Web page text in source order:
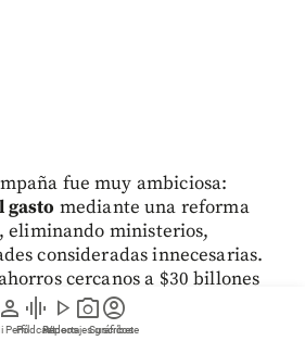
person
Perfil
graphic_eq
Pódcast
play_arrow
Videos
photo_camera
Reportajes gráficos
account_circle
Suscríbete
fue muy ambiciosa:
gasto mediante una reforma
eliminando ministerios,
consideradas innecesarias.
cercanos a $30 billones
varios analistas consideran
más a planteamientos de